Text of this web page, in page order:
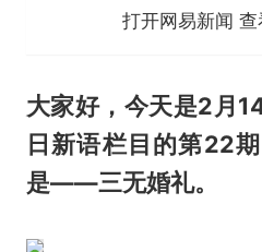
打开网易新闻
大家好，今天是2月
日新语栏目的第22
是——三无婚礼。